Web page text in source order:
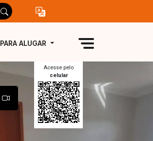
PARA ALUGAR
Acesse pelo
celular